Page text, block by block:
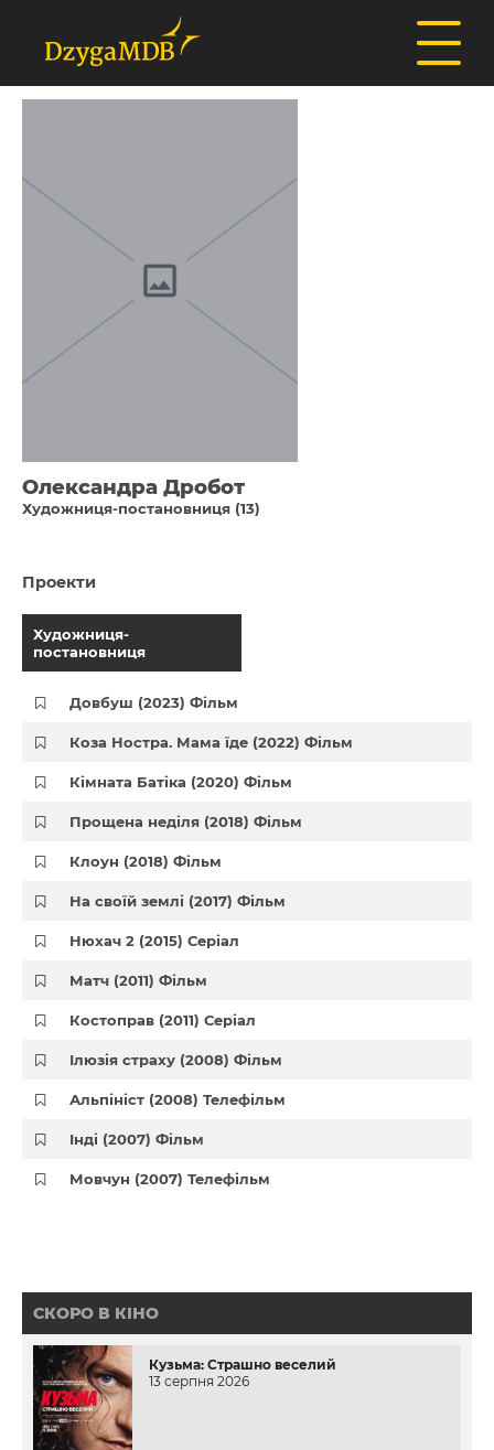
Олександра Дробот
Художниця-постановниця (13)
Проекти
Художниця-
постановниця
Довбуш (2023) Фільм
Коза Ностра. Мама їде (2022) Фільм
Кімната Батіка (2020) Фільм
Прощена неділя (2018) Фільм
Клоун (2018) Фільм
На своїй землі (2017) Фільм
Нюхач 2 (2015) Серіал
Матч (2011) Фільм
Костоправ (2011) Серіал
Ілюзія страху (2008) Фільм
Альпініст (2008) Телефільм
Інді (2007) Фільм
Мовчун (2007) Телефільм
СКОРО В КІНО
Кузьма: Страшно веселий
13 серпня 2026